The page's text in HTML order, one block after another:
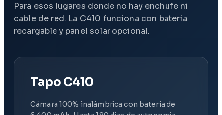
Para esos lugares donde no hay enchufe ni
cable de red. La C410 funciona con batería
recargable y panel solar opcional.
Tapo C410
Cámara 100% inalámbrica con batería de